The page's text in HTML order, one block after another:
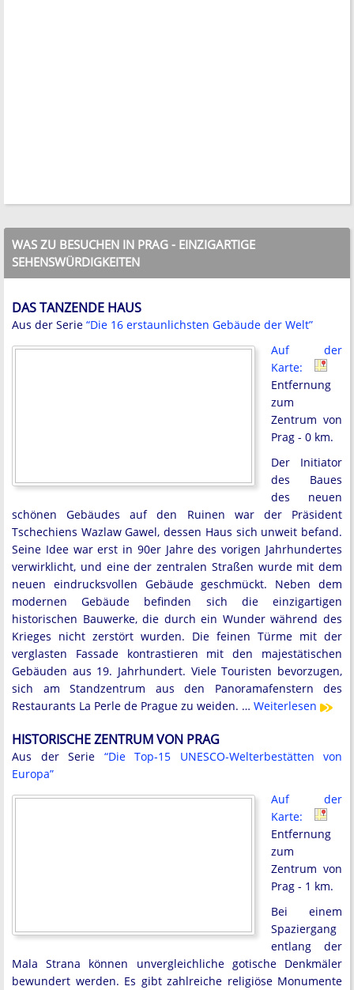
WAS ZU BESUCHEN IN PRAG - EINZIGARTIGE
SEHENSWÜRDIGKEITEN
DAS TANZENDE HAUS
Aus der Serie “Die 16 erstaunlichsten Gebäude der Welt”
Auf der
Karte:
Entfernung
zum
Zentrum von
Prag - 0 km.
Der Initiator
des Baues
des neuen
schönen Gebäudes auf den Ruinen war der Präsident
Tschechiens Wazlaw Gawel, dessen Haus sich unweit befand.
Seine Idee war erst in 90er Jahre des vorigen Jahrhundertes
verwirklicht, und eine der zentralen Straßen wurde mit dem
neuen eindrucksvollen Gebäude geschmückt. Neben dem
modernen Gebäude befinden sich die einzigartigen
historischen Bauwerke, die durch ein Wunder während des
Krieges nicht zerstört wurden. Die feinen Türme mit der
verglasten Fassade kontrastieren mit den majestätischen
Gebäuden aus 19. Jahrhundert. Viele Touristen bevorzugen,
sich am Standzentrum aus den Panoramafenstern des
Restaurants La Perle de Prague zu weiden. … Weiterlesen
HISTORISCHE ZENTRUM VON PRAG
Aus der Serie “Die Top-15 UNESCO-Welterbestätten von
Europa”
Auf der
Karte:
Entfernung
zum
Zentrum von
Prag - 1 km.
Bei einem
Spaziergang
entlang der
Mala Strana können unvergleichliche gotische Denkmäler
bewundert werden. Es gibt zahlreiche religiöse Monumente